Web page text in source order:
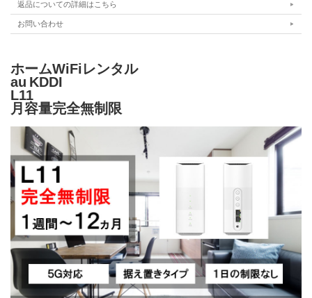
返品についての詳細はこちら
お問い合わせ
ホームWiFiレンタル
au KDDI
L11
月容量完全無制限